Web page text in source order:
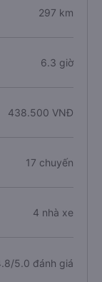
297 km
6.3 giờ
438.500 VNĐ
17 chuyến
4 nhà xe
5.0 đánh giá